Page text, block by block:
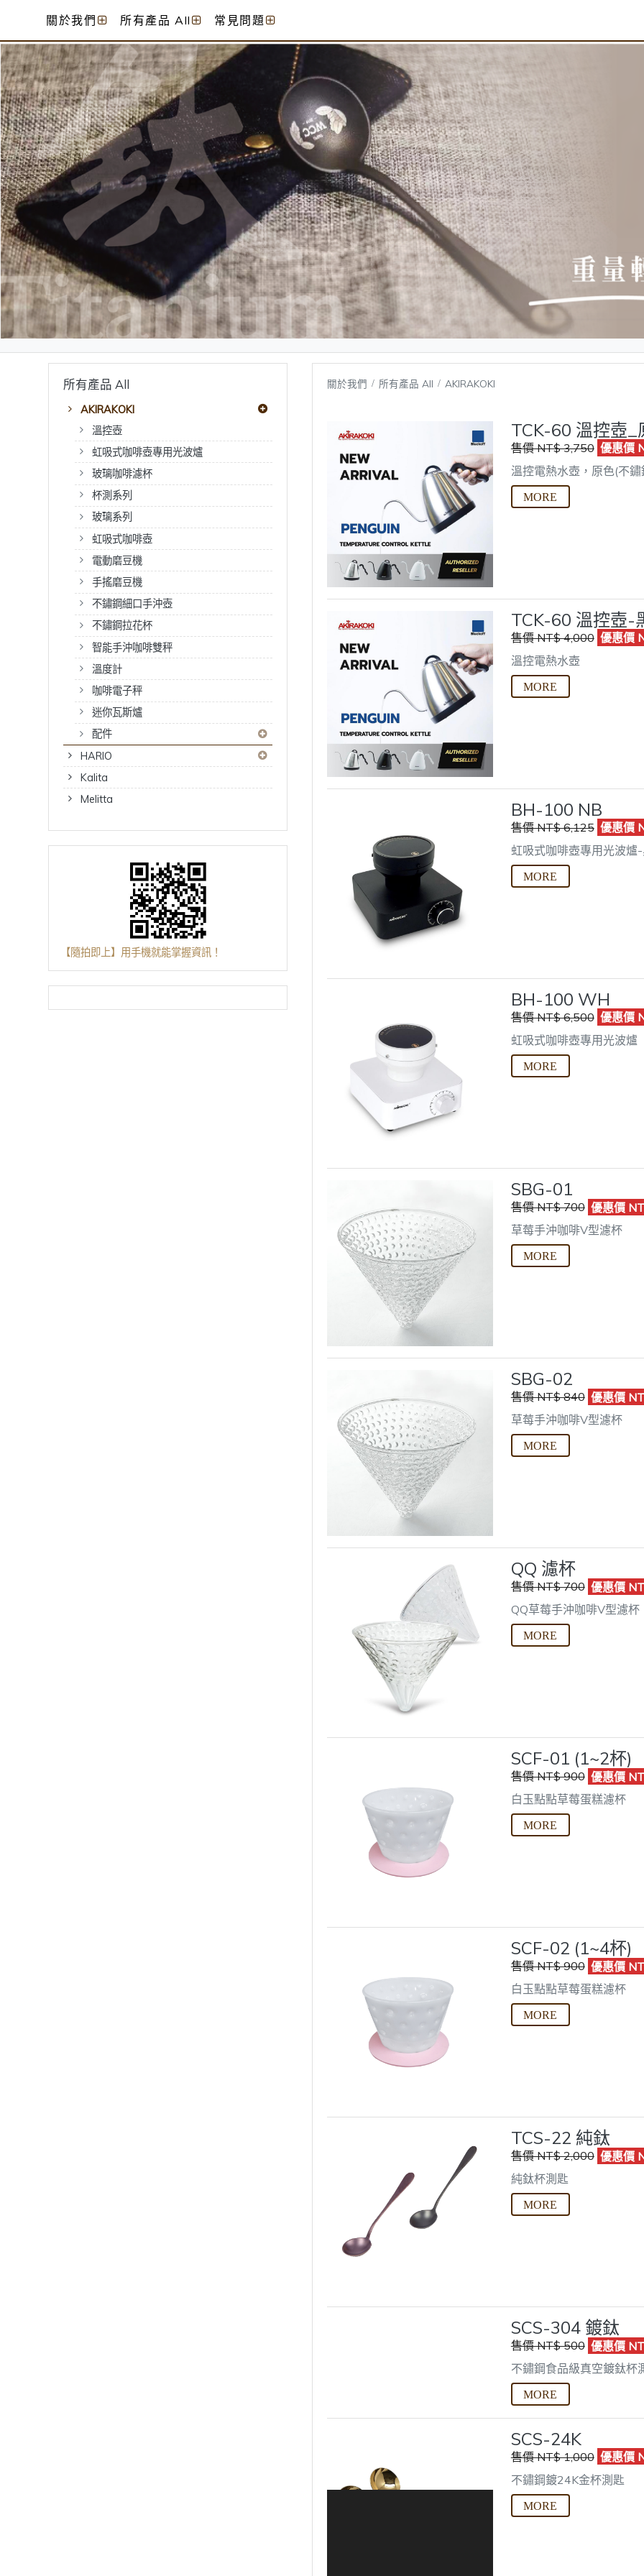
關於我們 所有產品 All 常見問題
所有產品 All
AKIRAKOKI
溫控壺
虹吸式咖啡壺專用光波爐
玻璃咖啡濾杯
杯測系列
玻璃系列
虹吸式咖啡壺
電動磨豆機
手搖磨豆機
不鏽鋼細口手沖壺
不鏽鋼拉花杯
智能手沖咖啡雙秤
溫度計
咖啡電子秤
迷你瓦斯爐
配件
HARIO
Kalita
Melitta
【隨拍即上】用手機就能掌握資訊！
關於我們 所有產品 All AKIRAKOKI
TCK-60 溫控壺_
售價 NT$ 3,750 優惠價
溫控電熱水壺，原色(不鏽
TCK-60 溫控壺-
售價 NT$ 4,000 優惠價
溫控電熱水壺
BH-100 NB
售價 NT$ 6,125 優惠價
虹吸式咖啡壺專用光波爐
BH-100 WH
售價 NT$ 6,500 優惠價
虹吸式咖啡壺專用光波爐
SBG-01
售價 NT$ 700 優惠價
草莓手沖咖啡V型濾杯
SBG-02
售價 NT$ 840 優惠價
草莓手沖咖啡V型濾杯
QQ 濾杯
售價 NT$ 700 優惠價
QQ草莓手沖咖啡V型濾杯
SCF-01 (1~2杯)
售價 NT$ 900 優惠價
白玉點點草莓蛋糕濾杯
SCF-02 (1~4杯)
售價 NT$ 900 優惠價
白玉點點草莓蛋糕濾杯
TCS-22 純鈦
售價 NT$ 2,000 優惠價
純鈦杯測匙
SCS-304 鍍鈦
售價 NT$ 500 優惠價
不鏽鋼食品級真空鍍鈦杯
SCS-24K